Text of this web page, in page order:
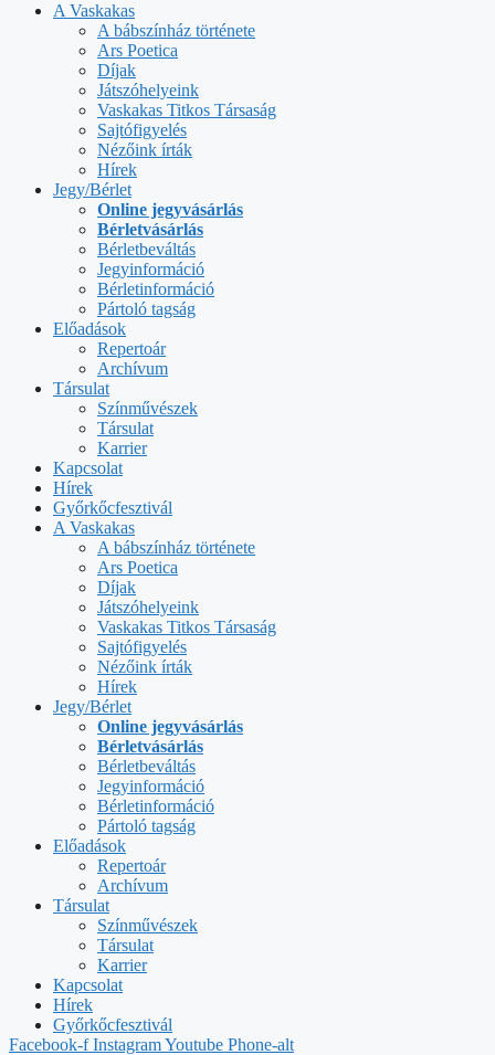
A Vaskakas
A bábszínház története
Ars Poetica
Díjak
Játszóhelyeink
Vaskakas Titkos Társaság
Sajtófigyelés
Nézőink írták
Hírek
Jegy/Bérlet
Online jegyvásárlás
Bérletvásárlás
Bérletbeváltás
Jegyinformáció
Bérletinformáció
Pártoló tagság
Előadások
Repertoár
Archívum
Társulat
Színművészek
Társulat
Karrier
Kapcsolat
Hírek
Győrkőcfesztivál
A Vaskakas
A bábszínház története
Ars Poetica
Díjak
Játszóhelyeink
Vaskakas Titkos Társaság
Sajtófigyelés
Nézőink írták
Hírek
Jegy/Bérlet
Online jegyvásárlás
Bérletvásárlás
Bérletbeváltás
Jegyinformáció
Bérletinformáció
Pártoló tagság
Előadások
Repertoár
Archívum
Társulat
Színművészek
Társulat
Karrier
Kapcsolat
Hírek
Győrkőcfesztivál
Facebook-f InstagramYoutube Phone-alt